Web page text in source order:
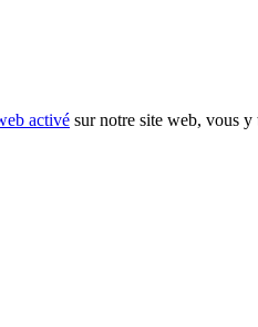
activé sur notre site web, vous